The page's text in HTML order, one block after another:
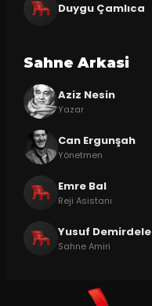
Duygu Çamlıca
Sahne Arkasi
Aziz Nesin
Yazar
Can Ergunşah
Yönetmen
Emre Bal
Reji Asistanı
Yusuf
Sahne Amiri